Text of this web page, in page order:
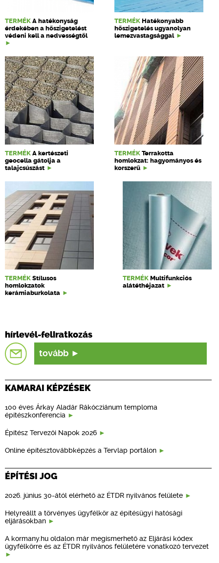
TERMÉK A hatékonyság
érdekében a hőszigetelést
védeni kell a nedvességtől
TERMÉK Hatékonyabb
hőszigetelés ugyanolyan
lemezvastagsággal
TERMÉK A kertészeti
geocella gátolja a
talajcsúszást
TERMÉK Terrakotta
homlokzat: hagyományos és
korszerű
TERMÉK Stílusos
homlokzatok
kerámiaburkolata
TERMÉK Multifunkciós
alátéthéjazat
hírlevél-feliratkozás
tovább
KAMARAI KÉPZÉSEK
100 éves Árkay Aladár Rákócziánum temploma
építészkonferencia
Építész Tervezői Napok 2026
Online építésztovábbképzés a Tervlap portálon
ÉPÍTÉSI JOG
2026. június 30-ától elérhető az ÉTDR nyilvános felülete
Helyreállt a törvényes ügyfélkör az építésügyi hatósági
eljárásokban
A kormany.hu oldalon már megismerhető az Eljárási kódex
ügyfélkörre és az ÉTDR nyilvános felületére vonatkozó tervezet